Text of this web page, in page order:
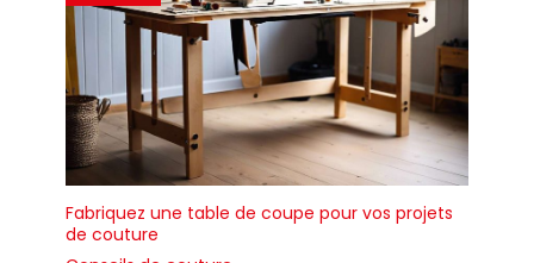
Fabriquez une table de coupe pour vos projets
de couture